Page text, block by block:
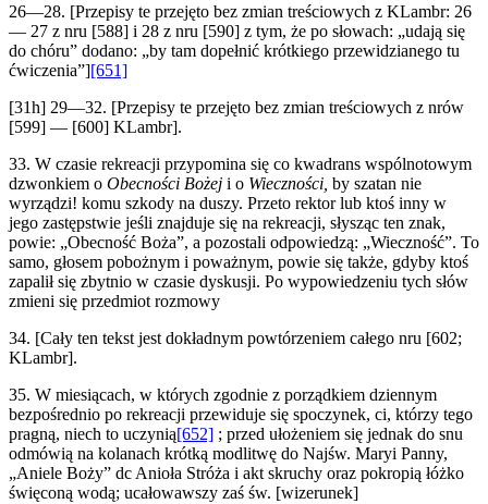
26—28. [Przepisy te przejęto bez zmian treściowych z KLambr: 26
— 27 z nru [588] i 28 z nru [590] z tym, że po słowach: „udają się
do chóru” dodano: „by tam dopełnić krótkiego przewidzianego tu
ćwiczenia”][651]
[31h] 29—32. [Przepisy te przejęto bez zmian treściowych z nrów
[599] — [600] KLambr].
33. W czasie rekreacji przypomina się co kwadrans wspólnotowym
dzwonkiem o Obecności Bożej i o Wieczności, by szatan nie
wyrządzi! komu szkody na duszy. Przeto rektor lub ktoś inny w
jego zastępstwie jeśli znajduje się na rekreacji, słysząc ten znak,
powie: „Obecność Boża”, a pozostali odpowiedzą: „Wieczność”. To
samo, głosem pobożnym i poważnym, powie się także, gdyby ktoś
zapalił się zbytnio w czasie dyskusji. Po wypowiedzeniu tych słów
zmieni się przedmiot rozmowy
34. [Cały ten tekst jest dokładnym powtórzeniem całego nru [602;
KLambr].
35. W miesiącach, w których zgodnie z porządkiem dziennym
bezpośrednio po rekreacji przewiduje się spoczynek, ci, którzy tego
pragną, niech to uczynią[652] ; przed ułożeniem się jednak do snu
odmówią na kolanach krótką modlitwę do Najśw. Maryi Panny,
„Aniele Boży” dc Anioła Stróża i akt skruchy oraz pokropią łóżko
święconą wodą; ucałowawszy zaś św. [wizerunek]